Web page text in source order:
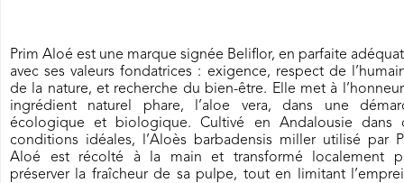
Prim Aloé est une marque signée Beliflor, en parfaite
avec ses valeurs fondatrices : exigence, respect de
de la nature, et recherche du bien-être. Elle met à
ingrédient naturel phare, l’aloe vera, dans une
écologique et biologique. Cultivé en Andalousie dans
conditions idéales, l’Aloès barbadensis miller utilisé par
Aloé est récolté à la main et transformé localement
préserver la fraîcheur de sa pulpe, tout en limitant